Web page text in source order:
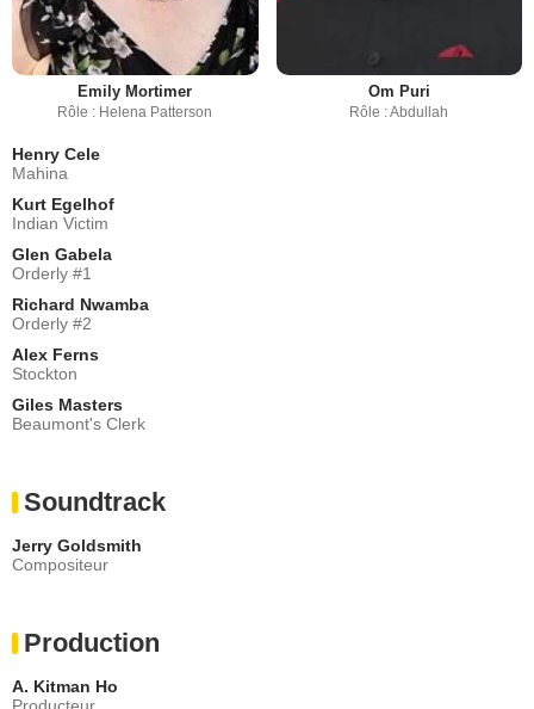
Emily Mortimer
Rôle : Helena Patterson
Om Puri
Rôle : Abdullah
Henry Cele
Mahina
Kurt Egelhof
Indian Victim
Glen Gabela
Orderly #1
Richard Nwamba
Orderly #2
Alex Ferns
Stockton
Giles Masters
Beaumont's Clerk
Soundtrack
Jerry Goldsmith
Compositeur
Production
A. Kitman Ho
Producteur